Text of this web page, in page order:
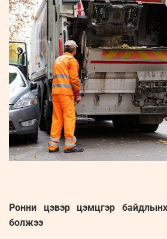
Ронни цэвэр цэмцгэр
болжээ